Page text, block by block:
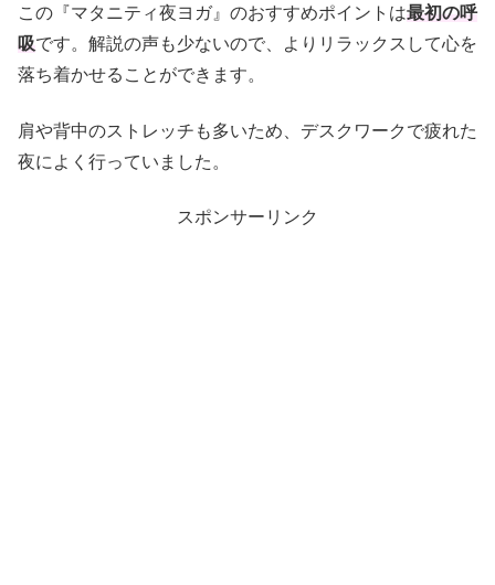
この『マタニティ夜ヨガ』のおすすめポイントは最初の呼
吸です。解説の声も少ないので、よりリラックスして心を
落ち着かせることができます。
肩や背中のストレッチも多いため、デスクワークで疲れた
夜によく行っていました。
スポンサーリンク